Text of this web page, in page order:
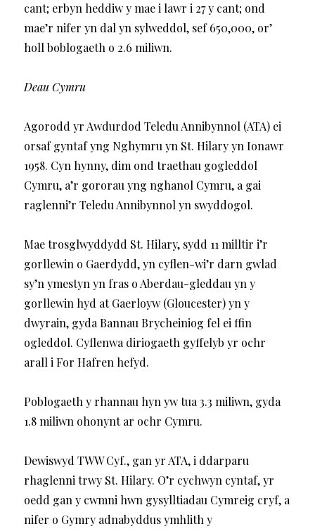
cant; erbyn heddiw y mae i lawr i 27 y cant; ond
mae’r nifer yn dal yn sylweddol, sef 650,000, or’
holl boblogaeth o 2.6 miliwn.
Deau Cymru
Agorodd yr Awdurdod Teledu Annibynnol (ATA) ei
orsaf gyntaf yng Nghymru yn St. Hilary yn Ionawr
1958. Cyn hynny, dim ond traethau gogleddol
Cymru, a’r gororau yng nghanol Cymru, a gai
raglenni’r Teledu Annibynnol yn swyddogol.
Mae trosglwyddydd St. Hilary, sydd 11 milltir i’r
gorllewin o Gaerdydd, yn cyflen-wi’r darn gwlad
sy’n ymestyn yn fras o Aberdau-gleddau yn y
gorllewin hyd at Gaerloyw (Gloucester) yn y
dwyrain, gyda Bannau Brycheiniog fel ei ffin
ogleddol. Cyflenwa diriogaeth gyffelyb yr ochr
arall i For Hafren hefyd.
Poblogaeth y rhannau hyn yw tua 3.3 miliwn, gyda
1.8 miliwn ohonynt ar ochr Cymru.
Dewiswyd TWW Cyf., gan yr ATA, i ddarparu
rhaglenni trwy St. Hilary. O’r cychwyn cyntaf, yr
oedd gan y cwmni hwn gysylltiadau Cymreig cryf, a
nifer o Gymry adnabyddus ymhlith y